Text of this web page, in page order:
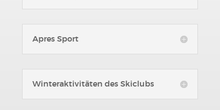
Apres Sport
Winteraktivitäten des Skiclubs